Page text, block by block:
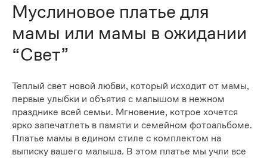
Муслиновое платье для
мамы или мамы в ожидании
“Свет”
Теплый свет новой любви, который исходит от мамы,
первые улыбки и объятия с малышом в нежном
празднике всей семьи. Мгновение, котрое хочется
ярко запечатлеть в памяти и семейном фотоальбоме.
Платье мамы в едином стиле с комплектом на
выписку вашего малыша. В этом платье мы учли все